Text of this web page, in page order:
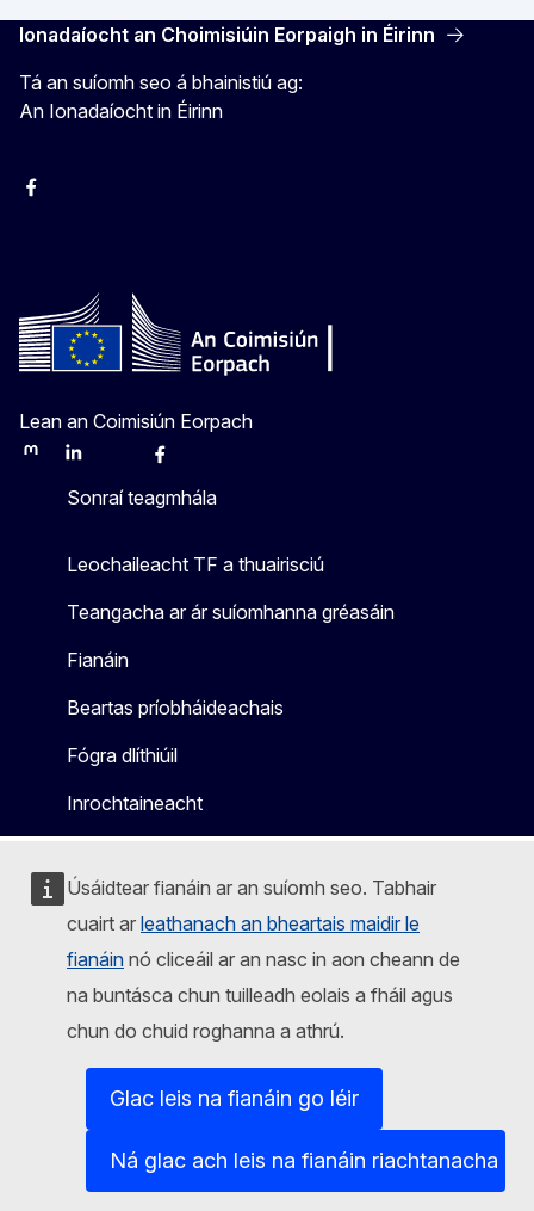
Úsáidtear fianáin ar an suíomh seo. Tabhair
cuairt ar leathanach an bheartais maidir le
fianáin nó cliceáil ar an nasc in aon cheann de
na buntásca chun tuilleadh eolais a fháil agus
chun do chuid roghanna a athrú.
Glac leis na fianáin go léir
Ná glac ach leis na fianáin riachtanacha
Ionadaíocht an Choimisiúin Eorpaigh in Éirinn
Tá an suíomh seo á bhainistiú ag:
An Ionadaíocht in Éirinn
Facebook
Lean an Coimisiún Eorpach
MastodonLinkedInBlueskyFacebook
Sonraí teagmhála
Leochaileacht TF a thuairisciú
Teangacha ar ár suíomhanna gréasáin
Fianáin
Beartas príobháideachais
Fógra dlíthiúil
Inrochtaineacht